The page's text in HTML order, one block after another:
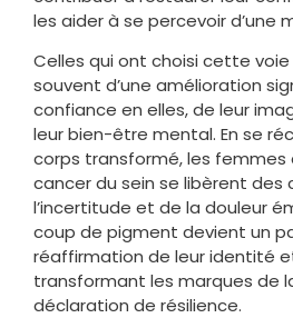
les aider à se percevoir d’une
Celles qui ont choisi cette
souvent d’une amélioration
confiance en elles, de leur
leur bien-être mental. En se
corps transformé, les
cancer du sein se libèrent des
l’incertitude et de la douleur
coup de pigment devient un
réaffirmation de leur identité
transformant les marques de
déclaration de résilience.